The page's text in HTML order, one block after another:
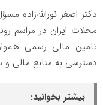
دکتر اصغر نورالله‌زاده
محلات ایران در مراسم
تامین مالی رسمی
دسترسی به منابع مالی و
بیشتر بخوانید: